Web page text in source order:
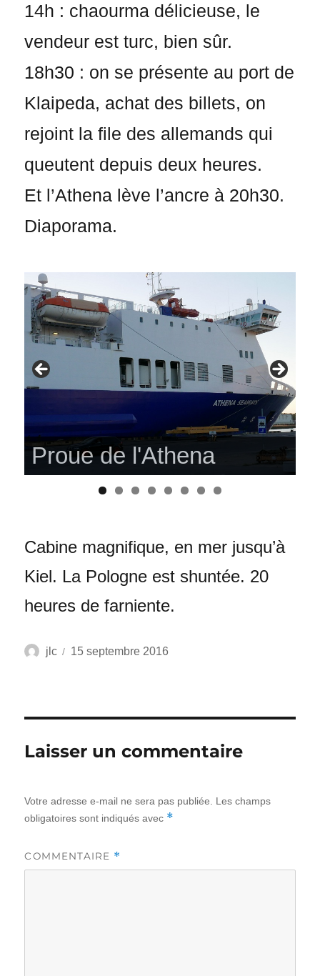
14h : chaourma délicieuse, le
vendeur est turc, bien sûr.
18h30 : on se présente au port de
Klaipeda, achat des billets, on
rejoint la file des allemands qui
queutent depuis deux heures.
Et l’Athena lève l’ancre à 20h30.
Diaporama.
Proue de l'Athena
Cabine magnifique, en mer jusqu’à
Kiel. La Pologne est shuntée. 20
heures de farniente.
Auteur
jlc
Publié
15 septembre 2016
Laisser un commentaire
Votre adresse e-mail ne sera pas publiée. Les champs
obligatoires sont indiqués avec *
COMMENTAIRE *